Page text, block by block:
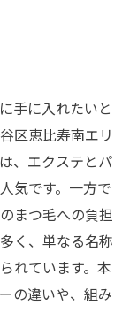
手に入れたいと
区恵比寿南エリ
、エクステとパ
気です。一方で
まつ毛への負担
く、単なる名称
れています。本
の違いや、組み